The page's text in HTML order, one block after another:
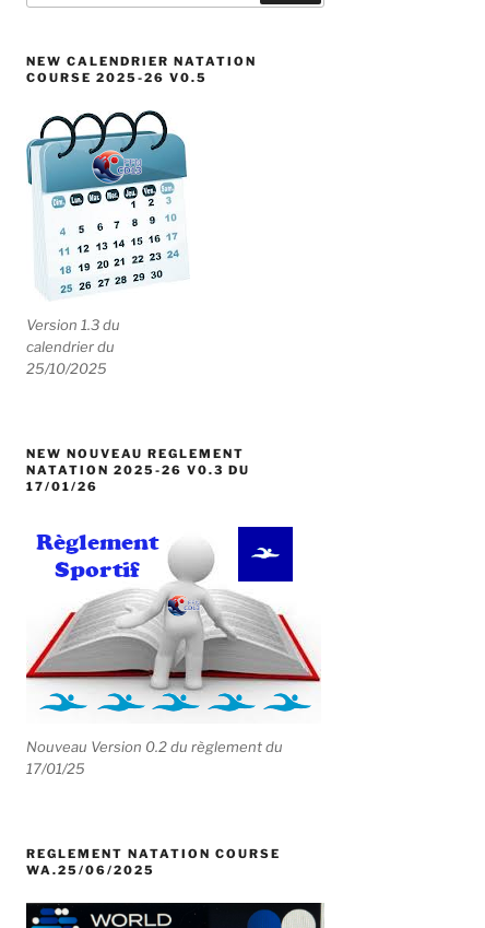
:
NEW CALENDRIER NATATION
COURSE 2025-26 V0.5
Version 1.3 du
calendrier du
25/10/2025
NEW NOUVEAU REGLEMENT
NATATION 2025-26 V0.3 DU
17/01/26
Nouveau Version 0.2 du règlement du
17/01/25
REGLEMENT NATATION COURSE
WA.25/06/2025